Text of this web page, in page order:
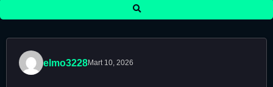
elmo3228Mart 10, 2026